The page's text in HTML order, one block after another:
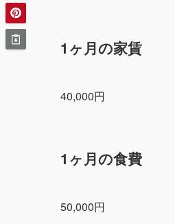
1ヶ月の家賃
40,000円
1ヶ月の食費
50,000円